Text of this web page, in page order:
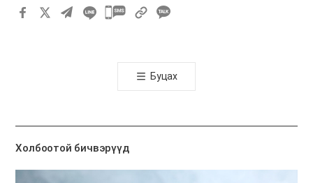
카
톡
공
기
Буцах
Холбоотой бичвэрүүд